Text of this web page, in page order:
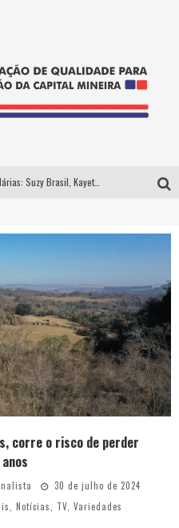
As Hilárias: Suzy Brasil, Kayete e Karoline Absinto retornam a Belo Horizonte para apresentação única no Teatro Sesiminas
corre o risco de perder
30 de julho de 2024
, Notícias, TV, Variedades